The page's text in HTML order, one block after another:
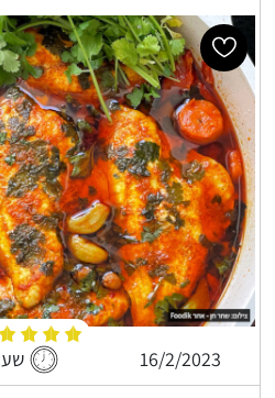
16/2/2023